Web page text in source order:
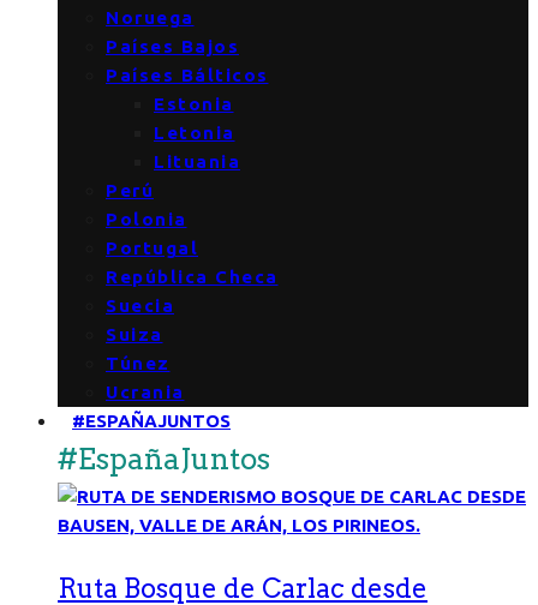
Noruega
Países Bajos
Países Bálticos
Estonia
Letonia
Lituania
Perú
Polonia
Portugal
República Checa
Suecia
Suiza
Túnez
Ucrania
#ESPAÑAJUNTOS
#EspañaJuntos
Ruta Bosque de Carlac desde